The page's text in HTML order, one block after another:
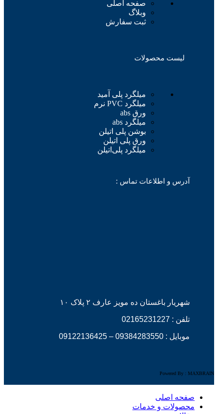
صفحه اصلی
وبلاگ
ثبت سفارش
لیست محصولات
میلگرد پلی آمید
میلگرد PVC نرم
ورق abs
میلگرد abs
بوشن پلی اتیلن
ورق پلی اتیلن
میلگرد پلی‌اتیلن
آدرس و اطلاعات تماس :
شهریار باغستان ده مویز عارف ۲ پلاک ۱۰
تلفن : 02165231227
موبایل : 09384283550
–
09122136425
Powered By : MAXBRAIN
صفحه اصلی
محصولات و خدمات